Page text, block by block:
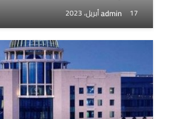
admin 17 أبريل، 2023